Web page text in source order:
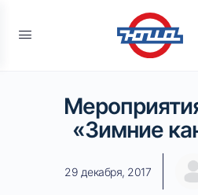
«Зимние
29 декабря, 2017